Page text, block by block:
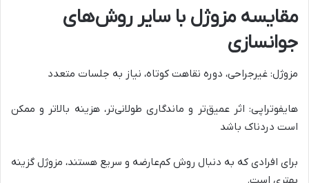
مقایسه مزوژل با سایر روش‌های
جوانسازی
مزوژل: غیرجراحی، دوره نقاهت کوتاه، نیاز به جلسات متعدد
هایفوتراپی: اثر عمیق‌تر و ماندگاری طولانی‌تر، هزینه بالاتر و ممکن
است دردناک باشد
برای افرادی که به دنبال روش کم‌عارضه و سریع هستند، مزوژل گزینه